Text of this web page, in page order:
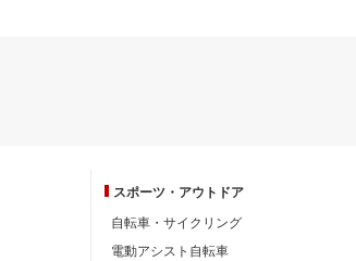
スポーツ・ アウトドア
自転車・サイクリング
電動アシスト自転車